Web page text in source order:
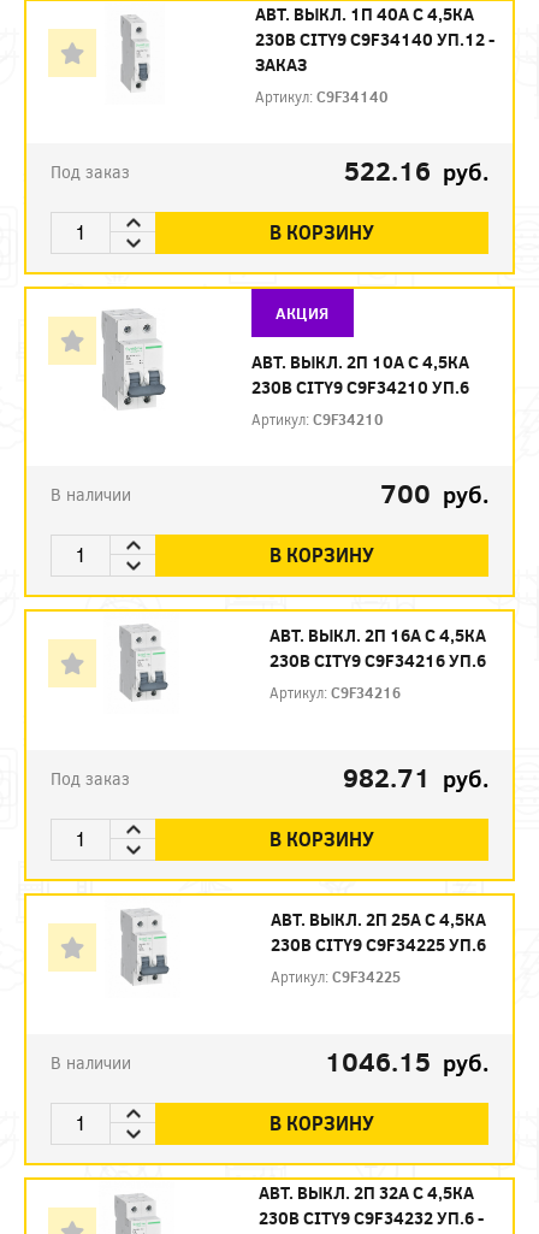
АВТ. ВЫКЛ. 1П 40А С 4,5КА
230В CITY9 C9F34140 УП.12 -
ЗАКАЗ
Артикул:C9F34140
Под заказ 522.16 руб.
В КОРЗИНУ
АКЦИЯ
АВТ. ВЫКЛ. 2П 10А С 4,5КА
230В CITY9 C9F34210 УП.6
Артикул:C9F34210
В наличии 700 руб.
В КОРЗИНУ
АВТ. ВЫКЛ. 2П 16А С 4,5КА
230В CITY9 C9F34216 УП.6
Артикул:C9F34216
Под заказ 982.71 руб.
В КОРЗИНУ
АВТ. ВЫКЛ. 2П 25А С 4,5КА
230В CITY9 C9F34225 УП.6
Артикул:C9F34225
В наличии 1046.15 руб.
В КОРЗИНУ
АВТ. ВЫКЛ. 2П 32А С 4,5КА
230В CITY9 C9F34232 УП.6 -